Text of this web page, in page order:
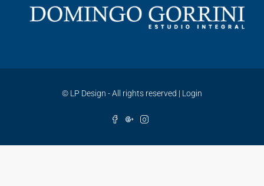
© LP Design - All rights reserved | Login